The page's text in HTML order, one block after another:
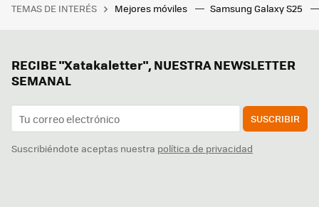
TEMAS DE INTERÉS Mejores móviles Samsung Galaxy S25
RECIBE "Xatakaletter", NUESTRA NEWSLETTER
SEMANAL
SUSCRIBIR
Suscribiéndote aceptas nuestra política de privacidad